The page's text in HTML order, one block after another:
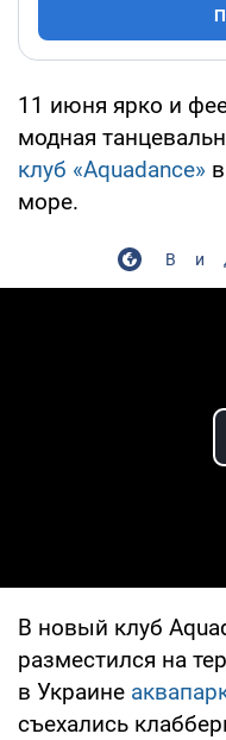
11 июня ярко и
модная
клуб «Aquadance»
море.
В новый клуб
разместился на
в Украине
съехались